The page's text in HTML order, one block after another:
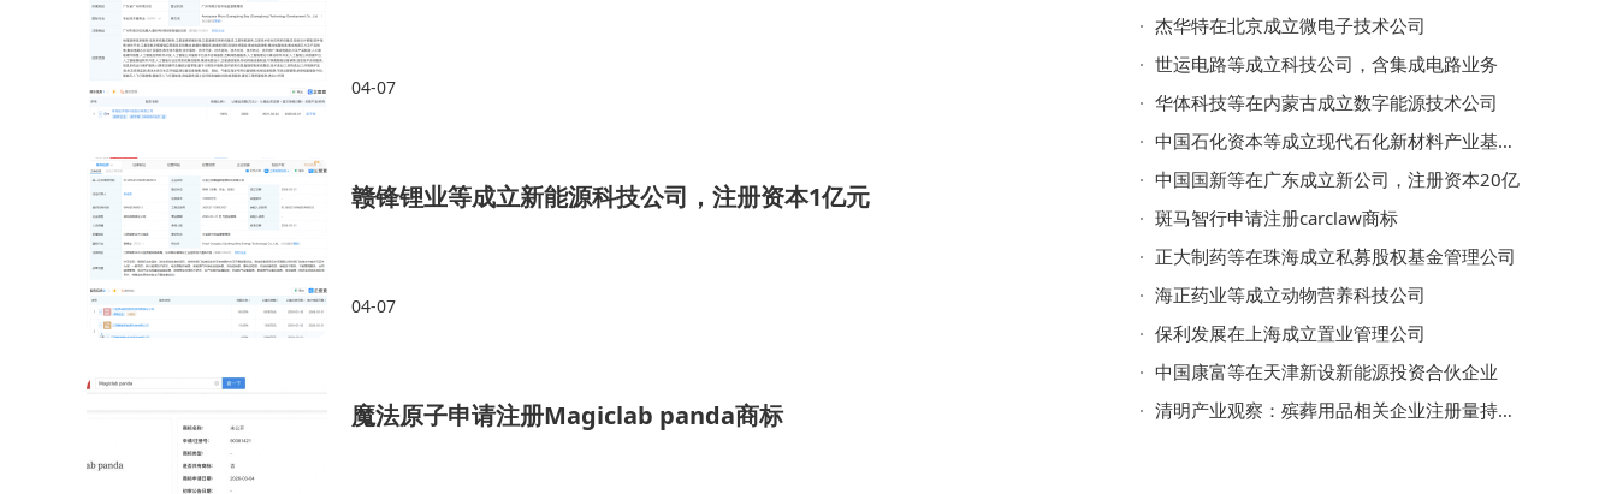
04-07
赣锋锂业等成立新能源科技公司，注册资本1亿元
04-07
魔法原子申请注册Magiclab panda商标
杰华特在北京成立微电子技术公司
世运电路等成立科技公司，含集成电路业务
华体科技等在内蒙古成立数字能源技术公司
中国石化资本等成立现代石化新材料产业基金，出资额50亿
中国国新等在广东成立新公司，注册资本20亿
斑马智行申请注册carclaw商标
正大制药等在珠海成立私募股权基金管理公司
海正药业等成立动物营养科技公司
保利发展在上海成立置业管理公司
中国康富等在天津新设新能源投资合伙企业
清明产业观察：殡葬用品相关企业注册量持续增长，去年首破7万家